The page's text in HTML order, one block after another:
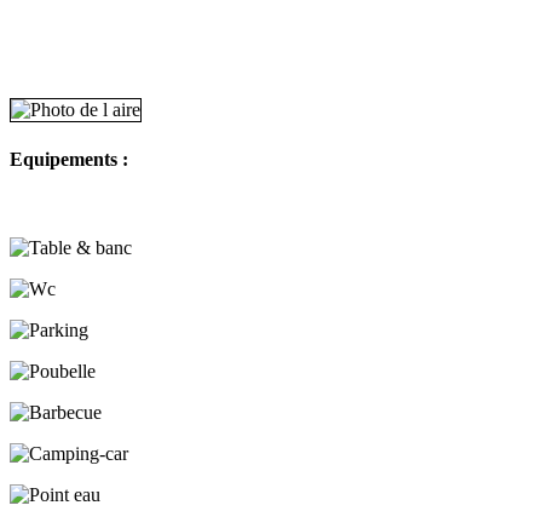
Equipements :